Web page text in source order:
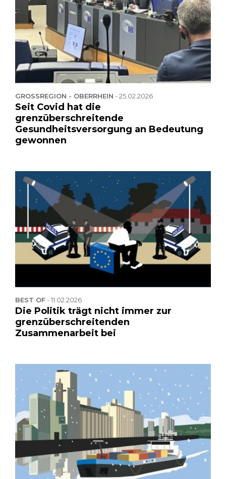
GROSSREGION - OBERRHEIN -25.02.2026
Seit Covid hat die
grenzüberschreitende
Gesundheitsversorgung an Bedeutung
gewonnen
BEST OF-11.02.2026
Die Politik trägt nicht immer zur
grenzüberschreitenden
Zusammenarbeit bei